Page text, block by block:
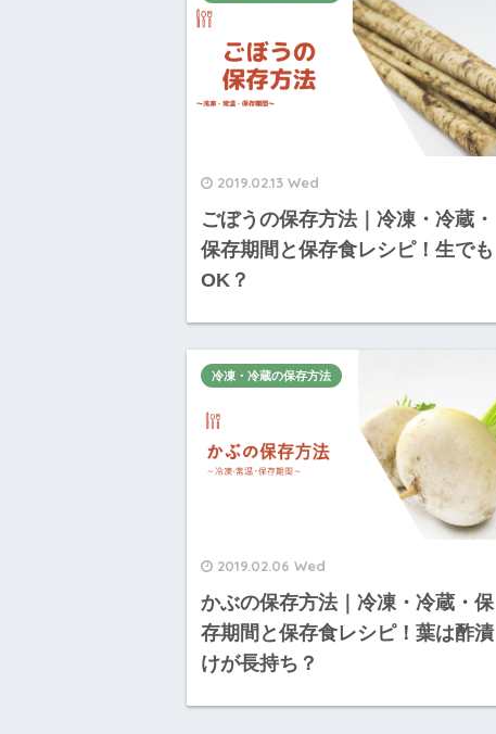
2019.02.13 Wed
ごぼうの保存方法｜冷凍・冷蔵・
保存期間と保存食レシピ！生でも
OK？
2019.02.06 Wed
かぶの保存方法｜冷凍・冷蔵・保
存期間と保存食レシピ！葉は酢漬
けが長持ち？
冷凍・冷蔵の保存方法